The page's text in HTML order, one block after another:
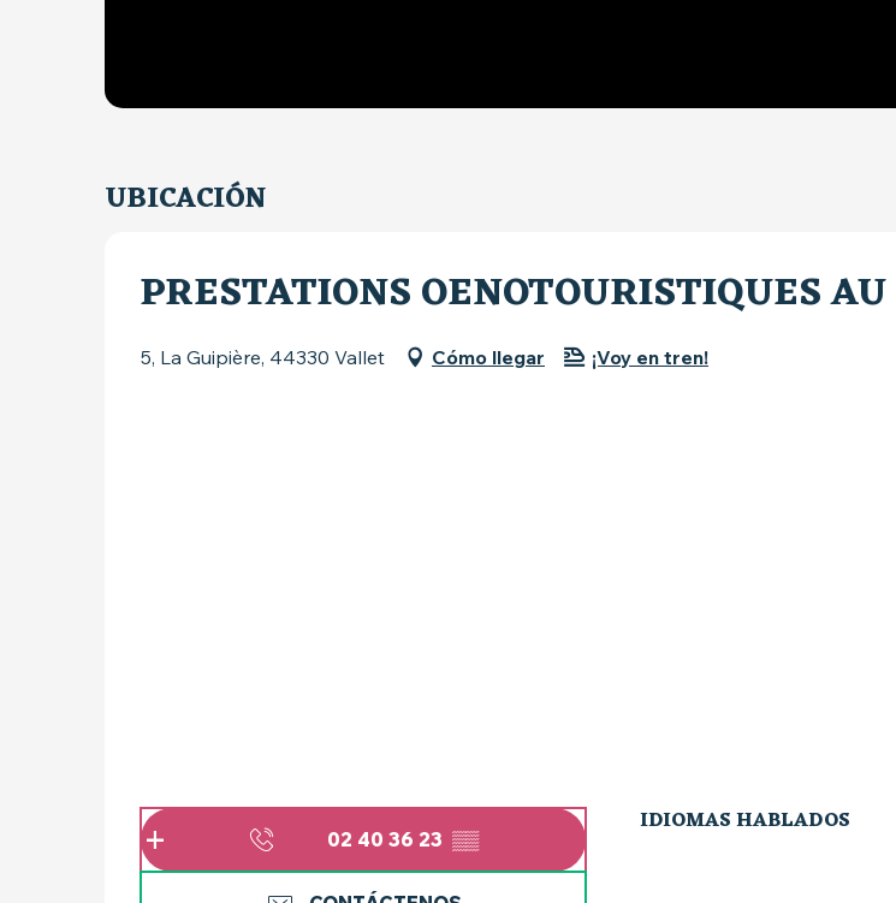
UBICACIÓN
PRESTATIONS OENOTOURISTIQUES
5, La Guipière, 44330 Vallet Cómo llegar ¡Voy en tren!
02 40 36 23 ▒▒
IDIOMAS HABLADOS
IDIOMAS HABLADOS